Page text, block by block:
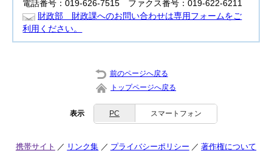
電話番号：019-626-7515 ファクス番号：019-622-6211
財政部 財政課へのお問い合わせは専用フォームをご
利用ください。
前のページへ戻る
トップページへ戻る
表示 PC スマートフォン
携帯サイト リンク集 プライバシーポリシー 著作権について